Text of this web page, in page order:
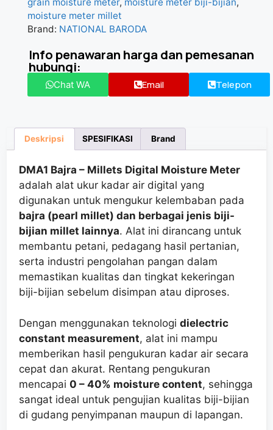
grain moisture meter, moisture meter biji-bijian,
moisture meter millet
Brand: NATIONAL BARODA
Info penawaran harga dan pemesanan
hubungi:
Chat WA Email Telepon
Deskripsi SPESIFIKASI Brand
DMA1 Bajra – Millets Digital Moisture Meter
adalah alat ukur kadar air digital yang
digunakan untuk mengukur kelembaban pada
bajra (pearl millet) dan berbagai jenis biji-
bijian millet lainnya. Alat ini dirancang untuk
membantu petani, pedagang hasil pertanian,
serta industri pengolahan pangan dalam
memastikan kualitas dan tingkat kekeringan
biji-bijian sebelum disimpan atau diproses.
Dengan menggunakan teknologi dielectric
constant measurement, alat ini mampu
memberikan hasil pengukuran kadar air secara
cepat dan akurat. Rentang pengukuran
mencapai 0 – 40% moisture content, sehingga
sangat ideal untuk pengujian kualitas biji-bijian
di gudang penyimpanan maupun di lapangan.